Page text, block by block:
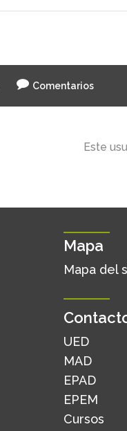
Comentarios
Este
Mapa
Mapa del
UED
MAD
EPAD
EPEM
Cursos